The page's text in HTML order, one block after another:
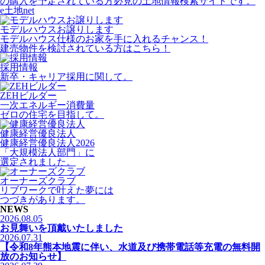
e土地net
モデルハウスお譲りします
モデルハウス仕様のお家を手に入れるチャンス！
建売物件を検討されている方はこちら！
採用情報
新卒・キャリア採用に関して。
ZEHビルダー
一次エネルギー消費量
ゼロの住宅を目指して。
健康経営優良法人
健康経営優良法人2026
「大規模法人部門」に
選定されました。
オーナーズクラブ
リブワークで叶えた夢には
つづきがあります。
NEWS
2026.08.05
お見舞いを頂戴いたしました
2026.07.31
【令和8年熊本地震に伴い、水道及び携帯電話等充電の無料開
放のお知らせ】